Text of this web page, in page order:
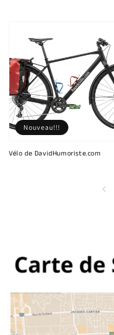
Vélo de DavidHumoriste.com
Nouveau!!!